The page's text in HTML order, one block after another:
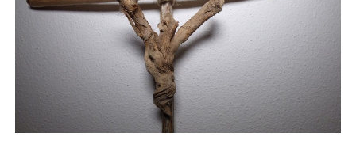
LITURGIEN
MEDITATIONEN
SONSTIGES